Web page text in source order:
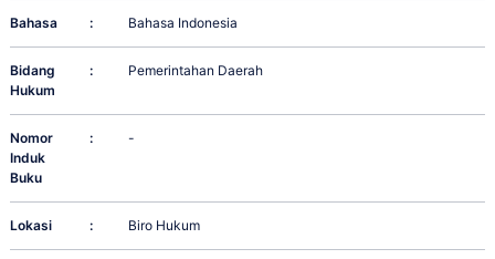
Bahasa : Bahasa Indonesia
Bidang
Hukum
: Pemerintahan Daerah
Nomor
Induk
Buku
: -
Lokasi : Biro Hukum